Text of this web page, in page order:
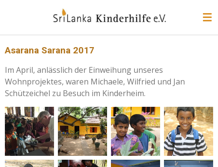
Asarana Sarana 2017
Im April, anlässlich der Einweihung unseres
Wohnprojektes, waren Michaele, Wilfried und Jan
Schützeichel zu Besuch im Kinderheim.